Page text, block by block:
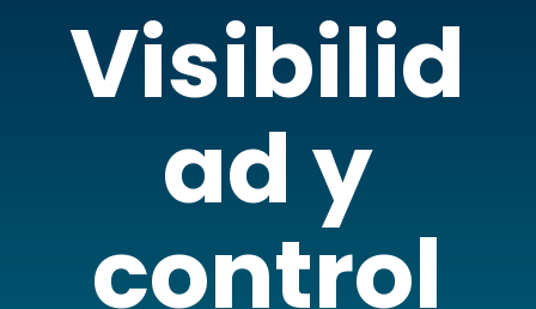
Visibilid
ad y
control